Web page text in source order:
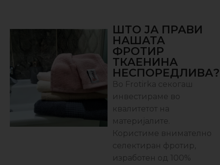
ШТО ЈА ПРАВИ
НАШАТА
ФРОТИР
ТКАЕНИНА
НЕСПОРЕДЛИВА?
Во Frotirka секогаш
инвестираме во
квалитетот на
материјалите.
Користиме внимателно
селектиран фротир,
изработен од 100%